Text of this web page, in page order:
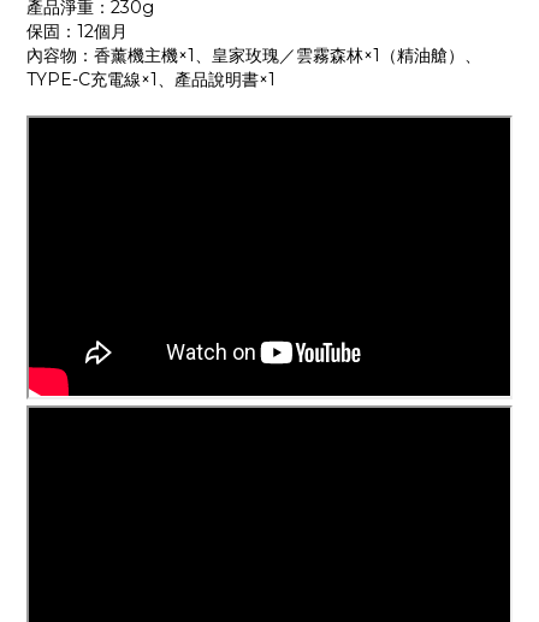
產品淨重：230g
保固：12個月
內容物：香薰機主機×1、皇家玫瑰／雲霧森林×1（精油艙）、
TYPE-C充電線×1、產品說明書×1